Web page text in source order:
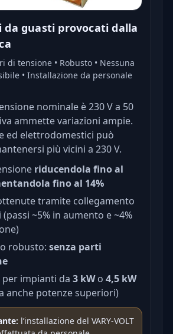
da guasti provocati dalla
di tensione • Robusto • Nessuna
• Installazione da personale
nominale è 230 V a 50
ammette variazioni ampie.
ed elettrodomestici può
più vicini a 230 V.
riducendola fino al
fino al 14%
tramite collegamento
~5% in aumento e ~4%
robusto: senza parti
impianti da 3 kWo 4,5 kW
anche potenze superiori)
l’installazione del VARY-VOLT